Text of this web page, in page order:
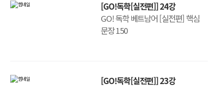
[GO!독학[실전편]] 24강
GO! 독학 베트남어 [실전편] 핵심
문장 150
[GO!독학[실전편]] 23강